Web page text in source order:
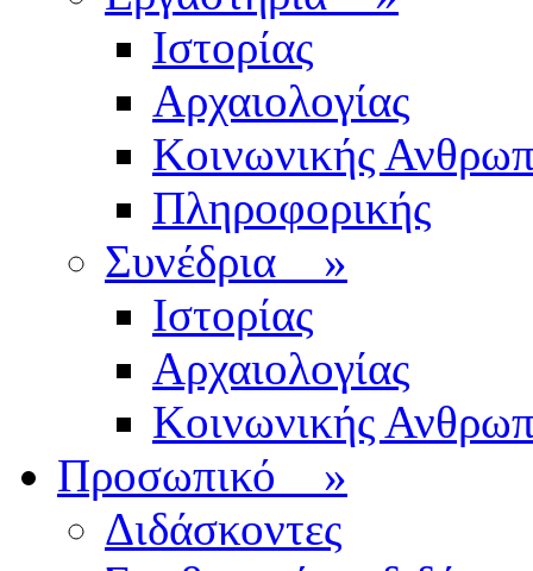
Ιστορίας
Αρχαιολογίας
Κοινωνικής
Πληροφορικής
Συνέδρια »
Ιστορίας
Αρχαιολογίας
Κοινωνικής
Προσωπικό »
Διδάσκοντες